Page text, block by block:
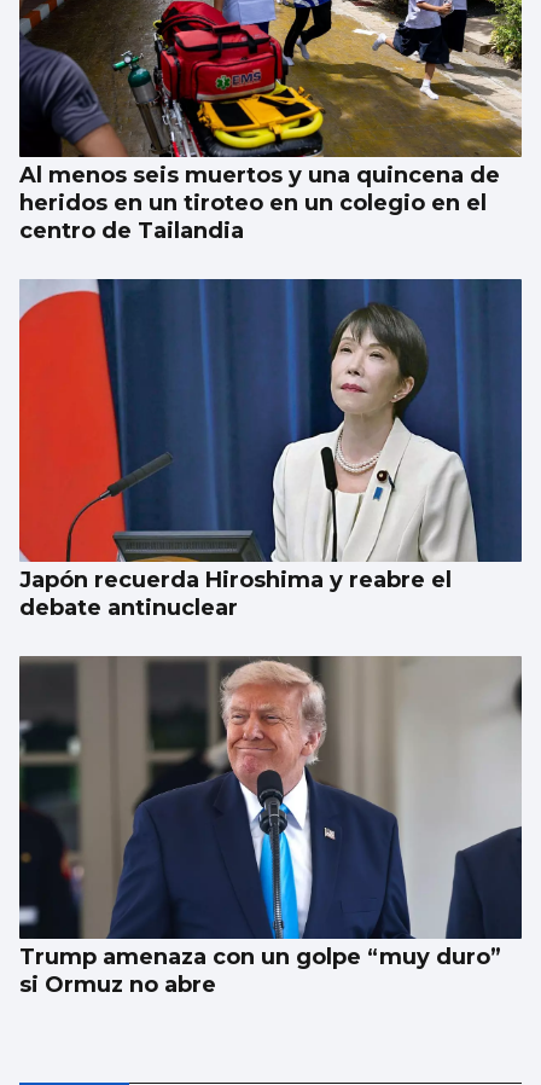
Al menos seis muertos y una quincena de
heridos en un tiroteo en un colegio en el
centro de Tailandia
Japón recuerda Hiroshima y reabre el
debate antinuclear
Trump amenaza con un golpe “muy duro”
si Ormuz no abre